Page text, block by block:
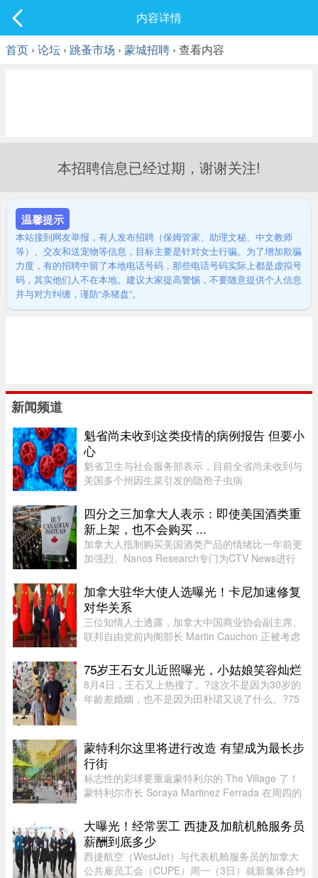
最新发表
内容详情
首页 › 论坛 › 跳蚤市场 › 蒙城招聘 › 查看内容
本招聘信息已经过期，谢谢关注!
温馨提示
本站接到网友举报，有人发布招聘（保姆管家、助理文秘、中文教师
等）、交友和送宠物等信息，目标主要是针对女士行骗。为了增加欺骗
力度，有的招聘中留了本地电话号码，那些电话号码实际上都是虚拟号
码，其实他们人不在本地。建议大家提高警惕，不要随意提供个人信息
并与对方纠缠，谨防“杀猪盘”。
新闻频道
魁省尚未收到这类疫情的病例报告 但要小
心
魁省卫生与社会服务部表示，目前全省尚未收到与
美国多个州因生菜引发的隐孢子虫病
报告。这种由寄生虫引起的感染主要通过受污染的
食物或水传播，会导致水样腹泻、胃痉挛 ...
四分之三加拿大人表示：即使美国酒类重
新上架，也不会购买 ...
加拿大人抵制购买美国酒类产品的情绪比一年前更
加强烈。Nanos Research专门为CTV News进行
大人表示，即使美国酒类重新摆上货架，他们也不
太可能购买。 ...
加拿大驻华大使人选曝光！卡尼加速修复
对华关系
三位知情人士透露，加拿大中国商业协会副主席、
联邦自由党前内阁部长 Martin Cauchon 正被考虑
力修复受损的外交和经济关系。Martin Cauchon
曾在让·克雷蒂安政府任司 ...
75岁王石女儿近照曝光，小姑娘笑容灿烂
8月4日，王石又上热搜了。?这次不是因为30岁的
年龄差婚姻，也不是因为田朴珺又说了什么。?75
都穿着攀岩装备，在岩壁上 ...
蒙特利尔这里将进行改造 有望成为最长步
行街
标志性的彩球要重返蒙特利尔的 The Village 了！
蒙特利尔市长 Soraya Martinez Ferrada 在周四的
Street East 上空的这些色彩斑斓的小球早已成为该
街区乃至这座城市的象征 ...
大曝光！经常罢工 西捷及加航机舱服务员
薪酬到底多少
西捷航空（WestJet）与代表机舱服务员的加拿大
公共雇员工会（CUPE）周一（3日）就新集体合约